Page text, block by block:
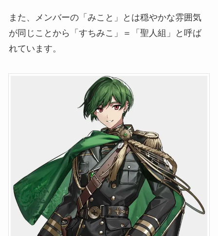
また、メンバーの「みこと」とは穏やかな雰囲気
が同じことから「すちみこ」＝「聖人組」と呼ば
れています。